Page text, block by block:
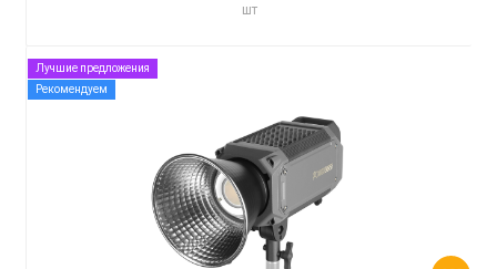
шт
Лучшие предложения
Рекомендуем